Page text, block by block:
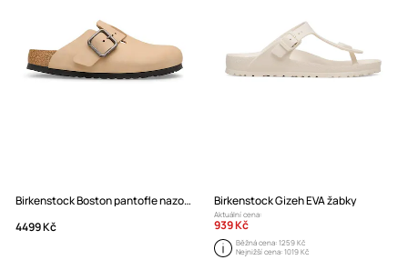
Birkenstock Boston pantofle nazouváky nubukové
4499 Kč
Birkenstock Gizeh EVA žabky
Aktuální cena:
939 Kč
Běžná cena:1259 Kč
Nejnižší cena:1019 Kč